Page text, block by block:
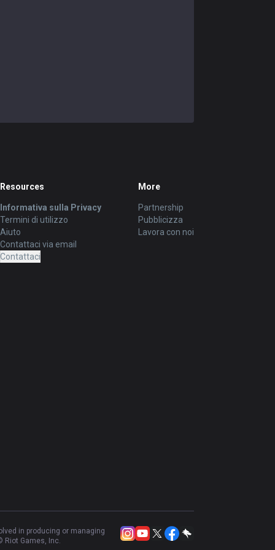
Resources
Informativa sulla Privacy
Termini di utilizzo
Aiuto
Contattaci via email
Contattaci
More
Partnership
Pubblicizza
Lavora con noi
in producing or managing
Riot Games, Inc.